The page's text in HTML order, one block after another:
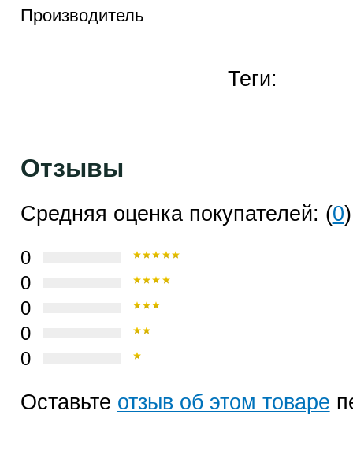
Производитель
Теги:
Отзывы
Средняя оценка покупателей: (0)
0
0
0
0
0
Оставьте отзыв об этом товаре